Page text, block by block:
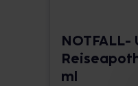
NOTFALL-
ml